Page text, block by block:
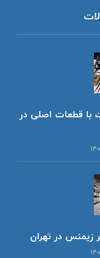
با قطعات اصلی در
زیمنس در تهران